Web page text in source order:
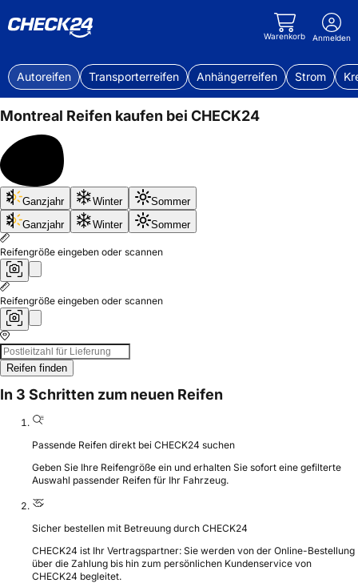
Warenkorb Anmelden
Autoreifen Transporterreifen Anhängerreifen Strom
Montreal Reifen kaufen bei CHECK24
Bis
50%
sparen
Ganzjahr Winter
Sommer
Ganzjahr
Winter Sommer
Reifengröße eingeben oder scannen
Reifengröße eingeben oder scannen
Reifen finden
In 3 Schritten zum neuen Reifen
Passende Reifen direkt bei CHECK24 suchen
Geben Sie Ihre Reifengröße ein und erhalten Sie sofort eine gefilterte
Auswahl passender Reifen für Ihr Fahrzeug.
Sicher bestellen mit Betreuung durch CHECK24
CHECK24 ist Ihr Vertragspartner: Sie werden von der Online-Bestellung
über die Zahlung bis hin zum persönlichen Kundenservice von
CHECK24 begleitet.